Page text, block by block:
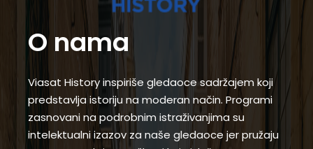
O nama
Viasat History inspiriše gledaoce sadržajem koji
predstavlja istoriju na moderan način. Programi
zasnovani na podrobnim istraživanjima su
intelektualni izazov za naše gledaoce jer pružaju